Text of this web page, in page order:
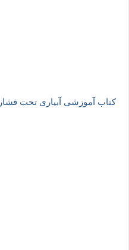
کتاب آموزشی آبیاری تحت فشار